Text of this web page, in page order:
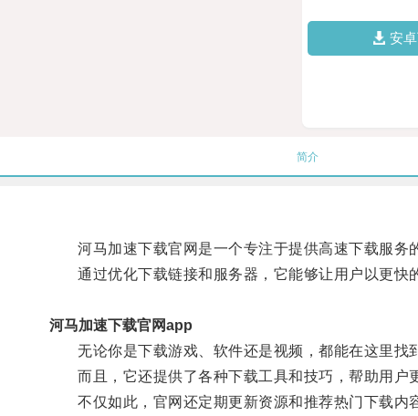
安
简介
河马加速下载官网是一个专注于提供高速下载服务
通过优化下载链接和服务器，它能够让用户以更快
河马加速下载官网app
无论你是下载游戏、软件还是视频，都能在这里找
而且，它还提供了各种下载工具和技巧，帮助用户
不仅如此，官网还定期更新资源和推荐热门下载内